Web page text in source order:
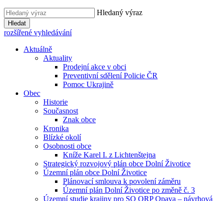
Hledaný výraz
Hledat
rozšířené vyhledávání
Aktuálně
Aktuality
Prodejní akce v obci
Preventivní sdělení Policie ČR
Pomoc Ukrajině
Obec
Historie
Současnost
Znak obce
Kronika
Blízké okolí
Osobnosti obce
Kníže Karel I. z Lichtenštejna
Strategický rozvojový plán obce Dolní Životice
Územní plán obce Dolní Životice
Plánovací smlouva k povolení záměru
Územní plán Dolní Životice po změně č. 3
Územní studie krajiny pro SO ORP Opava – návrhová